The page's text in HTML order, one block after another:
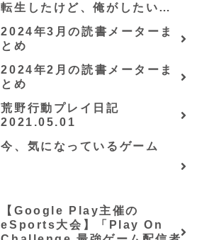
転生したけど、俺がしたいの
会の立上げです～（グラスト
ノベルス） (グラスト
NOVELS)/可換環」シリーズ
全巻のあらすじ・感想
2024年3月の読書メーターま
とめ
2024年2月の読書メーターま
とめ
荒野行動プレイ日記
2021.05.01
今、気になっているゲーム
【Google Play主催の
eSports大会】「Play On